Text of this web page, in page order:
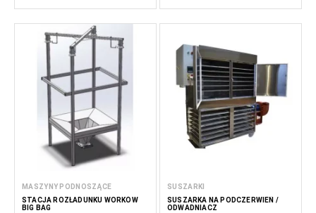
MASZYNY PODNOSZĄCE
STACJA ROZŁADUNKU WORKÓW
BIG BAG
SUSZARKI
SUSZARKA NA PODCZERWIEŃ /
ODWADNIACZ